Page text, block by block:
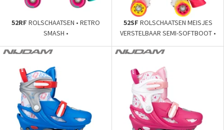
52RF ROLSCHAATSEN • RETRO
SMASH •
52SF ROLSCHAATSEN MEISJES
VERSTELBAAR SEMI-SOFTBOOT •